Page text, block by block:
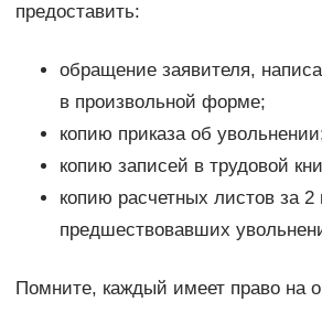
предоставить:
обращение заявителя,
в произвольной форме;
копию приказа об
копию записей в трудовой
копию расчетных листов за 2
предшествовавших
Помните, каждый имеет право на